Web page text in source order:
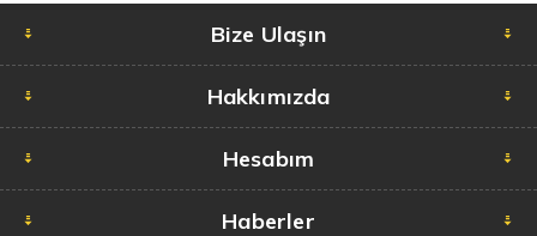
Bize Ulaşın
Hakkımızda
Hesabım
Haberler